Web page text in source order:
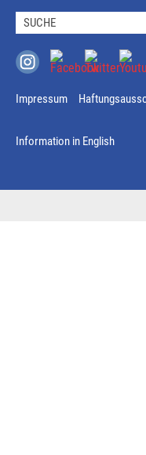
Impressum
Information in English